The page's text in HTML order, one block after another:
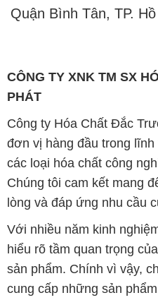
Quận Bình Tân, TP.
CÔNG TY XNK TM SX
PHÁT
Công ty Hóa Chất Đắc
đơn vị hàng đầu trong
các loại hóa chất công
Chúng tôi cam kết mang
lòng và đáp ứng nhu cầu
Với nhiều năm kinh
hiểu rõ tầm quan trọng
sản phẩm. Chính vì vậy,
cung cấp những sản